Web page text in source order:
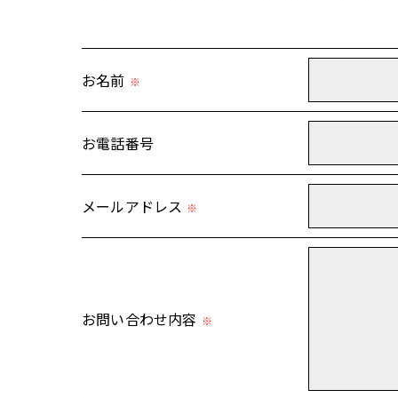
＜個人情報の委託について＞
これらの委託先に対しては個人情報保護契約
＜個人情報の安全管理＞
＜個人情報を与えなかった場合に生じる結果＞
＜個人情報の開示･訂正・削除･利用停止の手続
個人情報の開示･訂正･削除・利用停止の具
お名前 ※
お電話番号
メールアドレス ※
お問い合わせ内容 ※